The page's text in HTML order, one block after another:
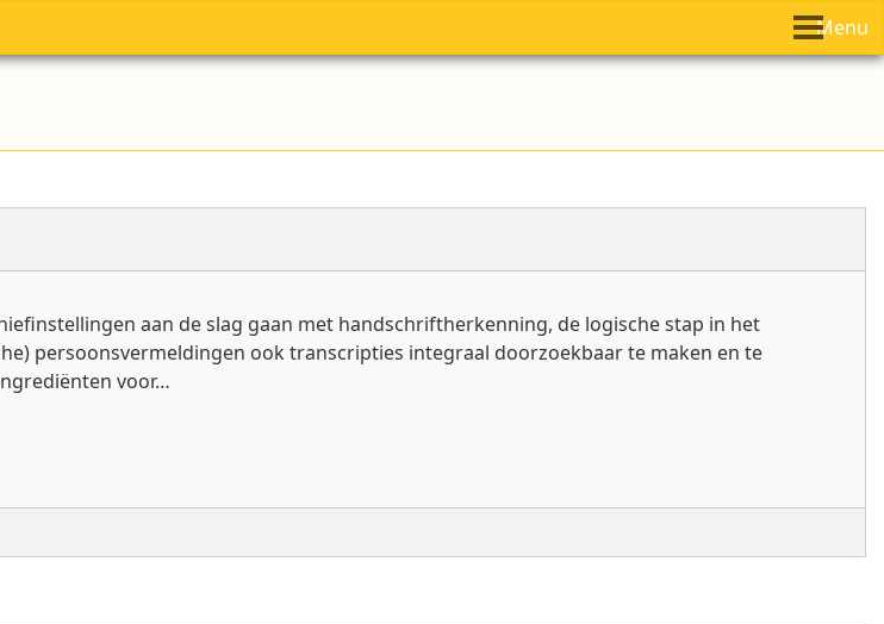
Menu
aan de slag gaan met handschriftherkenning, de logische stap in het
persoonsvermeldingen ook transcripties integraal doorzoekbaar te maken en te
voor…